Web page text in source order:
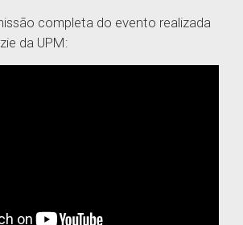
completa do evento realizada
da UPM: